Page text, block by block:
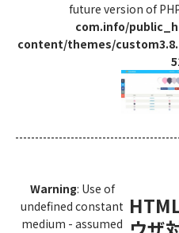
future version of
com.info/
content/themes/
Warning: Use of
undefined constant
medium - assumed